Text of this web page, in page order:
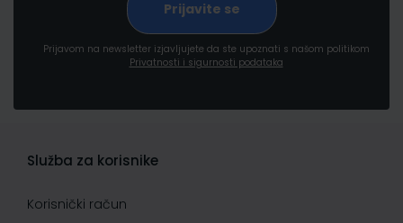
Prijavom na newsletter izjavljujete da ste upoznati s našom politikom
Privatnosti i sigurnosti podataka
Služba za korisnike
Korisnički račun